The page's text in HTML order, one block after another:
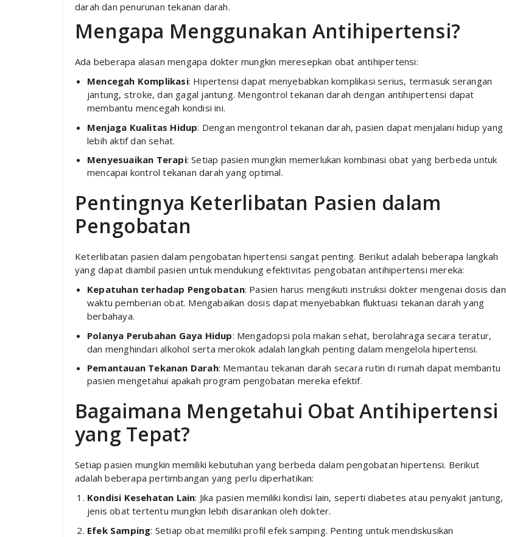
darah dan penurunan tekanan darah.
Mengapa Menggunakan Antihipertensi?
Ada beberapa alasan mengapa dokter mungkin meresepkan obat antihipertensi:
Mencegah Komplikasi: Hipertensi dapat menyebabkan komplikasi serius, termasuk serangan
jantung, stroke, dan gagal jantung. Mengontrol tekanan darah dengan antihipertensi dapat
membantu mencegah kondisi ini.
Menjaga Kualitas Hidup: Dengan mengontrol tekanan darah, pasien dapat menjalani hidup yang
lebih aktif dan sehat.
Menyesuaikan Terapi: Setiap pasien mungkin memerlukan kombinasi obat yang berbeda untuk
mencapai kontrol tekanan darah yang optimal.
Pentingnya Keterlibatan Pasien dalam
Pengobatan
Keterlibatan pasien dalam pengobatan hipertensi sangat penting. Berikut adalah beberapa langkah
yang dapat diambil pasien untuk mendukung efektivitas pengobatan antihipertensi mereka:
Kepatuhan terhadap Pengobatan: Pasien harus mengikuti instruksi dokter mengenai dosis dan
waktu pemberian obat. Mengabaikan dosis dapat menyebabkan fluktuasi tekanan darah yang
berbahaya.
Polanya Perubahan Gaya Hidup: Mengadopsi pola makan sehat, berolahraga secara teratur,
dan menghindari alkohol serta merokok adalah langkah penting dalam mengelola hipertensi.
Pemantauan Tekanan Darah: Memantau tekanan darah secara rutin di rumah dapat membantu
pasien mengetahui apakah program pengobatan mereka efektif.
Bagaimana Mengetahui Obat Antihipertensi
yang Tepat?
Setiap pasien mungkin memiliki kebutuhan yang berbeda dalam pengobatan hipertensi. Berikut
adalah beberapa pertimbangan yang perlu diperhatikan:
Kondisi Kesehatan Lain: Jika pasien memiliki kondisi lain, seperti diabetes atau penyakit jantung,
jenis obat tertentu mungkin lebih disarankan oleh dokter.
Efek Samping: Setiap obat memiliki profil efek samping. Penting untuk mendiskusikan